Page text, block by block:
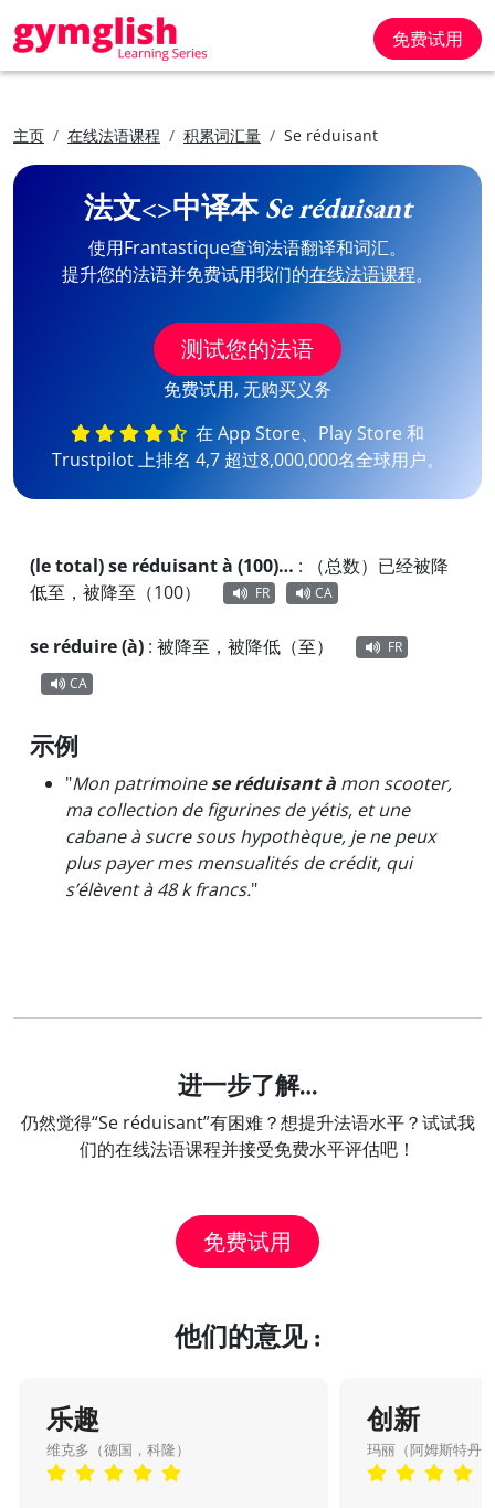
免费试用
主页 在线法语课程 积累词汇量 Se réduisant
法文<>中译本Se réduisant
使用Frantastique查询法语翻译和词汇。
提升您的法语并免费试用我们的在线法语课程。
测试您的法语
免费试用, 无购买义务
在 App Store、Play Store 和
Trustpilot 上排名 4,7 超过8,000,000名全球用户。
(le total) se réduisant à (100)… :
（总数）已经被降
低至，被降至（100）
FR CA
se réduire (à) : 被降至，被降低（至）
FR
CA
示例
"Mon patrimoinese réduisant à mon scooter,
ma collection de figurines de yétis, et une
cabane à sucre sous hypothèque, je ne peux
plus payer mes mensualités de crédit, qui
s’élèvent à 48 k francs."
进一步了解…
仍然觉得“Se réduisant”有困难？想提升法语水平？试试我
们的在线法语课程并接受免费水平评估吧！
免费试用
他们的意见 :
乐趣
维克多（德国，科隆）
创新
玛丽（阿姆斯特丹